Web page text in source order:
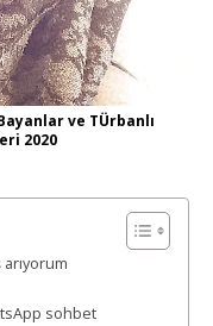
ve TÜrbanlı
2020
arıyorum
sohbet